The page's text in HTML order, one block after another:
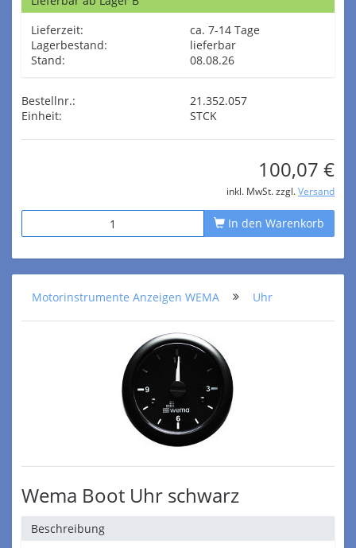
Lieferzeit:
ca. 7-14 Tage
Lagerbestand:
lieferbar
Stand:
08.08.26
Bestellnr.:
21.352.057
Einheit:
STCK
100,07 €
inkl. MwSt. zzgl. Versand
In den Warenkorb
Motorinstrumente Anzeigen WEMA Uhr
Wema Boot Uhr schwarz
Beschreibung